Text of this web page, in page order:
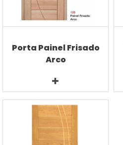
Porta Painel Frisado
Arco